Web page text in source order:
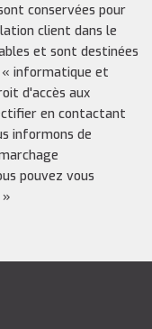
conservées pour
client dans le
et sont destinées
« informatique et
d'accès aux
en contactant
informons de
pouvez vous
»